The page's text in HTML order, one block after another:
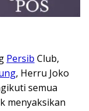
Persib Club,
, Herru Joko
semua
menyaksikan